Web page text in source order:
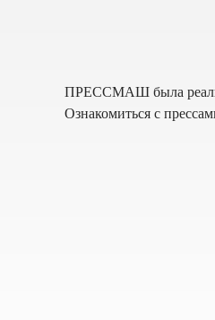
ПРЕССМАШ была
Ознакомиться с